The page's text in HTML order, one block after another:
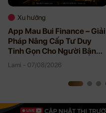
Xu hướng
App Mau Bui Finance – Giải
Pháp Nâng Cấp Tư Duy
Tinh Gọn Cho Người Bận
Rộn
Lami - 07/08/2026